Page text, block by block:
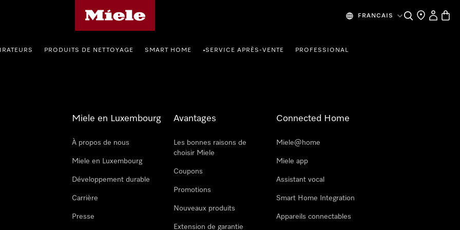
FRANCAIS Recherche
MesPanier
PRODUITS DE NETTOYAGE SMART HOME •SERVICE APRÈS-VENTE PROFESSIONAL
Miele en Luxembourg
À propos de nous
Miele en Luxembourg
Développement durable
Carrière
Presse
Avantages
Les bonnes raisons de
choisir Miele
Coupons
Promotions
Nouveaux produits
Extension de garantie
Connected Home
Miele@home
Miele app
Assistant vocal
Smart Home Integration
Appareils connectables